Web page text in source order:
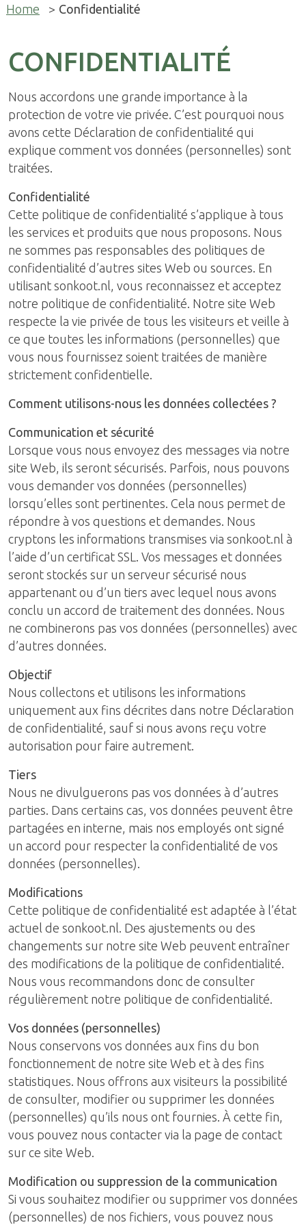
Home > Confidentialité
CONFIDENTIALITÉ
Nous accordons une grande importance à la
protection de votre vie privée. C’est pourquoi nous
avons cette Déclaration de confidentialité qui
explique comment vos données (personnelles) sont
traitées.
Confidentialité
Cette politique de confidentialité s’applique à tous
les services et produits que nous proposons. Nous
ne sommes pas responsables des politiques de
confidentialité d’autres sites Web ou sources. En
utilisant sonkoot.nl, vous reconnaissez et acceptez
notre politique de confidentialité. Notre site Web
respecte la vie privée de tous les visiteurs et veille à
ce que toutes les informations (personnelles) que
vous nous fournissez soient traitées de manière
strictement confidentielle.
Comment utilisons-nous les données collectées ?
Communication et sécurité
Lorsque vous nous envoyez des messages via notre
site Web, ils seront sécurisés. Parfois, nous pouvons
vous demander vos données (personnelles)
lorsqu’elles sont pertinentes. Cela nous permet de
répondre à vos questions et demandes. Nous
cryptons les informations transmises via sonkoot.nl à
l’aide d’un certificat SSL. Vos messages et données
seront stockés sur un serveur sécurisé nous
appartenant ou d’un tiers avec lequel nous avons
conclu un accord de traitement des données. Nous
ne combinerons pas vos données (personnelles) avec
d’autres données.
Objectif
Nous collectons et utilisons les informations
uniquement aux fins décrites dans notre Déclaration
de confidentialité, sauf si nous avons reçu votre
autorisation pour faire autrement.
Tiers
Nous ne divulguerons pas vos données à d’autres
parties. Dans certains cas, vos données peuvent être
partagées en interne, mais nos employés ont signé
un accord pour respecter la confidentialité de vos
données (personnelles).
Modifications
Cette politique de confidentialité est adaptée à l’état
actuel de sonkoot.nl. Des ajustements ou des
changements sur notre site Web peuvent entraîner
des modifications de la politique de confidentialité.
Nous vous recommandons donc de consulter
régulièrement notre politique de confidentialité.
Vos données (personnelles)
Nous conservons vos données aux fins du bon
fonctionnement de notre site Web et à des fins
statistiques. Nous offrons aux visiteurs la possibilité
de consulter, modifier ou supprimer les données
(personnelles) qu’ils nous ont fournies. À cette fin,
vous pouvez nous contacter via la page de contact
sur ce site Web.
Modification ou suppression de la communication
Si vous souhaitez modifier ou supprimer vos données
(personnelles) de nos fichiers, vous pouvez nous